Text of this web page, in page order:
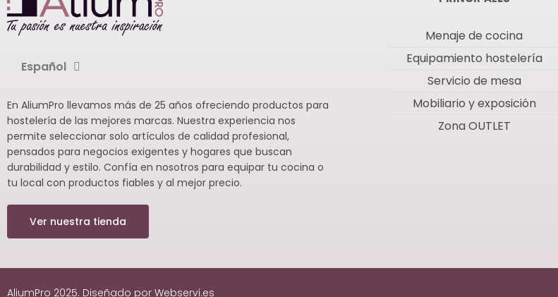
Español
En AliumPro llevamos más de 25 años ofreciendo productos para
hostelería de las mejores marcas. Nuestra experiencia nos
permite seleccionar solo artículos de calidad profesional,
pensados para negocios exigentes y hogares que buscan
durabilidad y estilo. Confía en nosotros para equipar tu cocina o
tu local con productos fiables y al mejor precio.
Ver nuestra tienda
Menaje de cocina
Equipamiento hostelería
Servicio de mesa
Mobiliario y exposición
Zona OUTLET
AliumPro 2025. Diseñado por Webservi.es